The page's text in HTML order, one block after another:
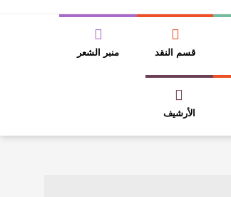
قسم النقد منبر الشعر
الأرشيف